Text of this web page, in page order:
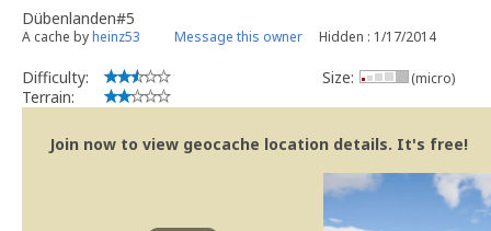
Dübenlanden#5
A cache byheinz53 Message this owner Hidden : 1/17/2014
Difficulty:
Terrain:
Size: (micro)
Join now to view geocache location details. It's free!